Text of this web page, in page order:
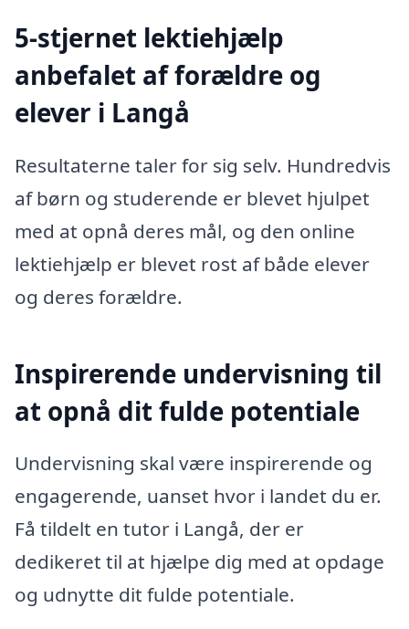
5-stjernet lektiehjælp
anbefalet af forældre og
elever i Langå
Resultaterne taler for sig selv. Hundredvis
af børn og studerende er blevet hjulpet
med at opnå deres mål, og den online
lektiehjælp er blevet rost af både elever
og deres forældre.
Inspirerende undervisning til
at opnå dit fulde potentiale
Undervisning skal være inspirerende og
engagerende, uanset hvor i landet du er.
Få tildelt en tutor i Langå, der er
dedikeret til at hjælpe dig med at opdage
og udnytte dit fulde potentiale.